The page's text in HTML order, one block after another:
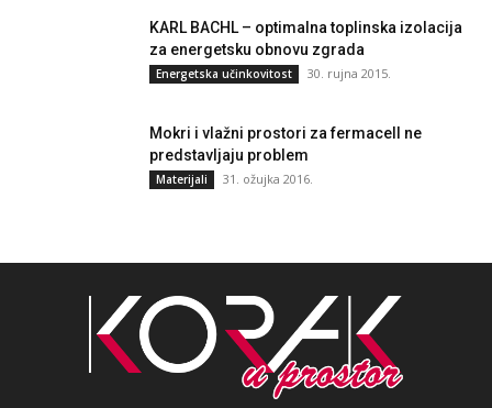
KARL BACHL – optimalna toplinska izolacija
za energetsku obnovu zgrada
Energetska učinkovitost 30. rujna 2015.
Mokri i vlažni prostori za fermacell ne
predstavljaju problem
Materijali 31. ožujka 2016.